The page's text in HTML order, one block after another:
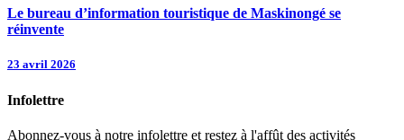
Le bureau d’information touristique de Maskinongé se
réinvente
23 avril 2026
Infolettre
Abonnez-vous à notre infolettre et restez à l'affût des activités